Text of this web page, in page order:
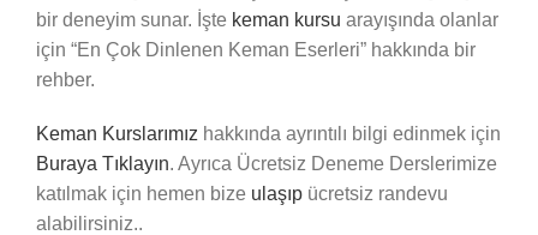
bir deneyim sunar. İşte keman kursu arayışında olanlar
için “En Çok Dinlenen Keman Eserleri” hakkında bir
rehber.
Keman Kurslarımız hakkında ayrıntılı bilgi edinmek için
Buraya Tıklayın. Ayrıca Ücretsiz Deneme Derslerimize
katılmak için hemen bize ulaşıpücretsiz randevu
alabilirsiniz..